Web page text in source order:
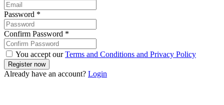
Password *
Confirm Password *
You accept ourTerms and Conditions and Privacy Policy
Already have an account? Login